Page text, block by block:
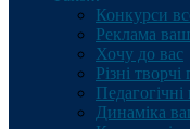
Конкурси
Реклама
Хочу до вас
Різні творчі
Динаміка